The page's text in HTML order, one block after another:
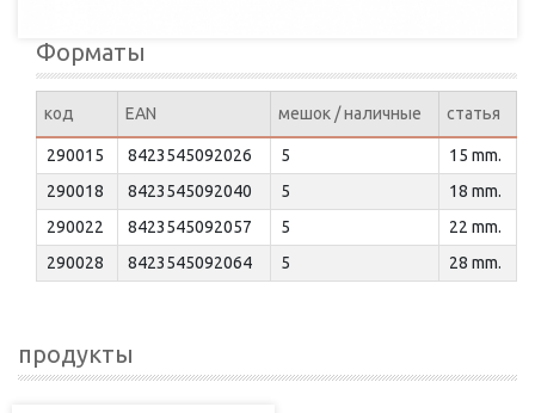
Форматы
код EAN мешок / наличные статья
290015 8423545092026 5
15 mm.
290018
8423545092040 5
18 mm.
290022
8423545092057 5
22 mm.
290028
8423545092064 5 28 mm.
продукты